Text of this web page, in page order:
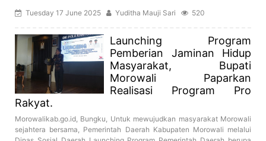
Tuesday 17 June 2025 Yuditha Mauji Sari 520
Launching Program
Pemberian Jaminan Hidup
Masyarakat, Bupati
Morowali Paparkan
Realisasi Program Pro
Rakyat.
Morowalikab.go.id, Bungku, Untuk mewujudkan masyarakat Morowali
sejahtera bersama, Pemerintah Daerah Kabupaten Morowali melalui